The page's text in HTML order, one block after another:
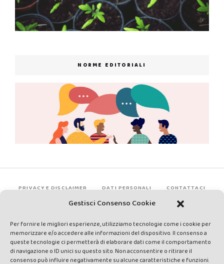
Gestisci Consenso Cookie
Per fornire le migliori esperienze, utilizziamo tecnologie come i cookie per
memorizzare e/o accedere alle informazioni del dispositivo. Il consenso a
queste tecnologie ci permetterà di elaborare dati come il comportamento
di navigazione o ID unici su questo sito. Non acconsentire o ritirare il
consenso può influire negativamente su alcune caratteristiche e funzioni.
NORME EDITORIALI
PRIVACY E DISCLAIMER DATI PERSONALI CONTATTACI